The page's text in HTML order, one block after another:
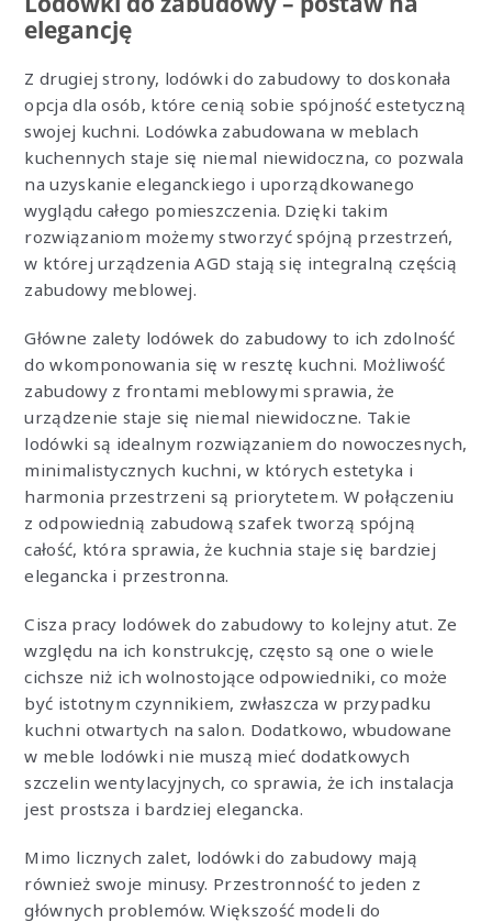
elegancję
Z drugiej strony, lodówki do zabudowy to doskonała
opcja dla osób, które cenią sobie spójność estetyczną
swojej kuchni. Lodówka zabudowana w meblach
kuchennych staje się niemal niewidoczna, co pozwala
na uzyskanie eleganckiego i uporządkowanego
wyglądu całego pomieszczenia. Dzięki takim
rozwiązaniom możemy stworzyć spójną przestrzeń,
w której urządzenia AGD stają się integralną częścią
zabudowy meblowej.
Główne zalety lodówek do zabudowy to ich zdolność
do wkomponowania się w resztę kuchni. Możliwość
zabudowy z frontami meblowymi sprawia, że
urządzenie staje się niemal niewidoczne. Takie
lodówki są idealnym rozwiązaniem do nowoczesnych,
minimalistycznych kuchni, w których estetyka i
harmonia przestrzeni są priorytetem. W połączeniu
z odpowiednią zabudową szafek tworzą spójną
całość, która sprawia, że kuchnia staje się bardziej
elegancka i przestronna.
Cisza pracy lodówek do zabudowy to kolejny atut. Ze
względu na ich konstrukcję, często są one o wiele
cichsze niż ich wolnostojące odpowiedniki, co może
być istotnym czynnikiem, zwłaszcza w przypadku
kuchni otwartych na salon. Dodatkowo, wbudowane
w meble lodówki nie muszą mieć dodatkowych
szczelin wentylacyjnych, co sprawia, że ich instalacja
jest prostsza i bardziej elegancka.
Mimo licznych zalet, lodówki do zabudowy mają
również swoje minusy. Przestronność to jeden z
głównych problemów. Większość modeli do